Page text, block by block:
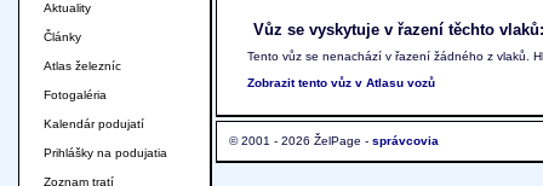
Vůz se vyskytuje v řazení těchto vlaků:
Tento vůz se nenachází v řazení žádného z vlaků.
Zobrazit tento vůz v Atlasu vozů
© 2001 - 2026 ŽelPage - správcovia
Aktuality
Články
Atlas železníc
Fotogaléria
Kalendár podujatí
Prihlášky na podujatia
Zoznam tratí